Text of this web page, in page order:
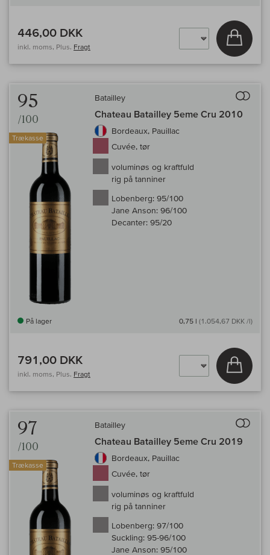
446,00 DKK
inkl. moms, Plus. Fragt
Læg i
95
/100
Trækasse
Batailley
Chateau Batailley 5eme Cru 2010
Bordeaux, Pauillac
Cuvée, tør
voluminøs og kraftfuld
rig på tanniner
Lobenberg: 95/100
Jane Anson: 96/100
Decanter: 95/20
På lager 0,75 l (1.054,67 DKK /l)
791,00 DKK
inkl. moms, Plus. Fragt
Læg i
97
/100
Trækasse
Batailley
Chateau Batailley 5eme Cru 2019
Bordeaux, Pauillac
Cuvée, tør
voluminøs og kraftfuld
rig på tanniner
Lobenberg: 97/100
Suckling: 95-96/100
Jane Anson: 95/100